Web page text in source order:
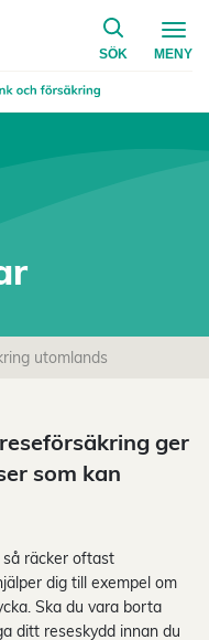
SÖK
på
MENY
utomlands
ger
som kan
så räcker oftast
dig till exempel om
Ska du vara borta
ditt reseskydd innan du